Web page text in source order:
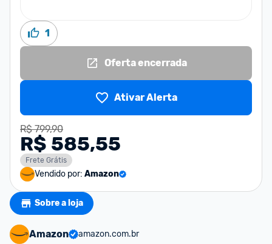
1
Oferta encerrada
Ativar Alerta
R$ 799,90
R$ 585,55
Frete Grátis
Vendido por: Amazon
Sobre a loja
Amazon
amazon.com.br